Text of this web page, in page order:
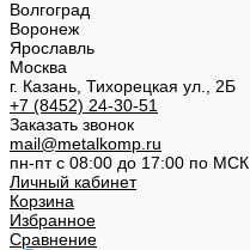
Волгоград
Воронеж
Ярославль
Москва
г. Казань, Тихорецкая ул., 2Б
+7 (8452) 24-30-51
Заказать звонок
mail@metalkomp.ru
пн-пт с 08:00 до 17:00 по МСК
Личный кабинет
Корзина
Избранное
Сравнение